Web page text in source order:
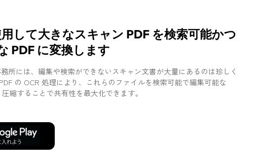
して大きなスキャン PDF を検索可能かつ
PDF に変換します
所には、編集や検索ができないスキャン文書が大量にあるのは珍しく
の OCR 処理により、これらのファイルを検索可能で編集可能な
縮することで共有性を最大化できます。
ロード